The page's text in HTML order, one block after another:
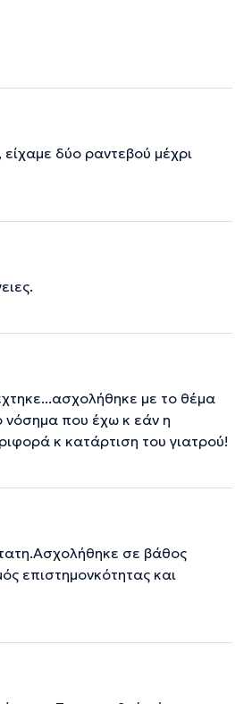
δύο ραντεβού μέχρι
με το θέμα
νόσημα που έχω κ εάν η
κ κατάρτιση του γιατρού!
σε βάθος
επιστημονκότητας και